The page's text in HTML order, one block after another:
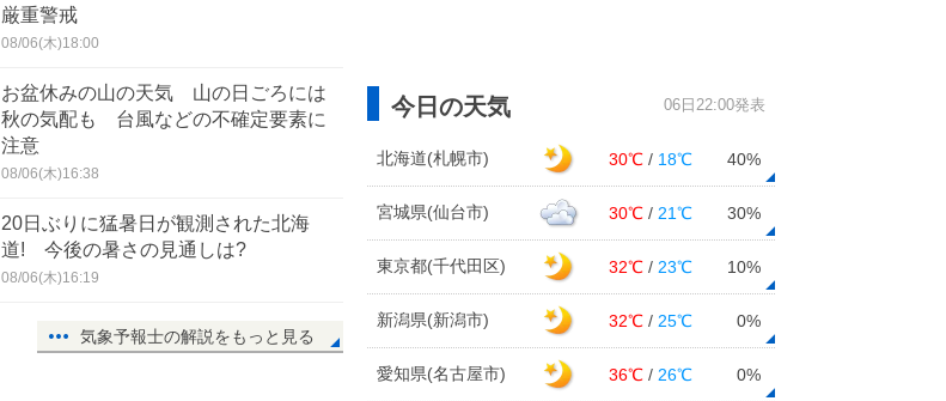
厳重警戒
08/06(木)18:00
お盆休みの山の天気 山の日ごろには
秋の気配も 台風などの不確定要素に
注意
08/06(木)16:38
20日ぶりに猛暑日が観測された北海
道! 今後の暑さの見通しは?
08/06(木)16:19
気象予報士の解説をもっと見る
今日の天気 06日22:00発表
北海道(札幌市) 30℃ / 18℃ 40%
宮城県(仙台市) 30℃ / 21℃ 30%
東京都(千代田区) 32℃ / 23℃ 10%
新潟県(新潟市) 32℃ / 25℃ 0%
愛知県(名古屋市) 36℃ / 26℃ 0%